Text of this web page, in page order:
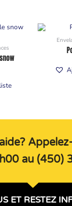
au (450)
ET RESTEZ